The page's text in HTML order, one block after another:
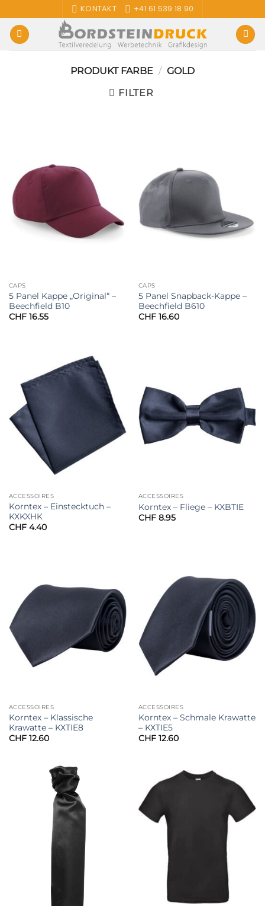
Inhalt
springen
KONTAKT +41 61 539 18 90
PRODUKT FARBE / GOLD
FILTER
CAPS
5 Panel Kappe „Original“ –
Beechfield B10
CHF16.55
CAPS
5 Panel Snapback-Kappe –
Beechfield B610
CHF16.60
ACCESSOIRES
Korntex – Einstecktuch –
KXKXHK
CHF4.40
ACCESSOIRES
Korntex – Fliege – KXBTIE
CHF8.95
ACCESSOIRES
Korntex – Klassische
Krawatte – KXTIE8
CHF12.60
ACCESSOIRES
Korntex – Schmale Krawatte
– KXTIE5
CHF12.60